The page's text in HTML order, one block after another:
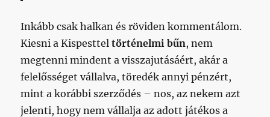
Inkább csak halkan és röviden kommentálom.
Kiesni a Kispestteltörténelmi bűn, nem
megtenni mindent a visszajutásáért, akár a
felelősséget vállalva, töredék annyi pénzért,
mint a korábbi szerződés – nos, az nekem azt
jelenti, hogy nem vállalja az adott játékos a